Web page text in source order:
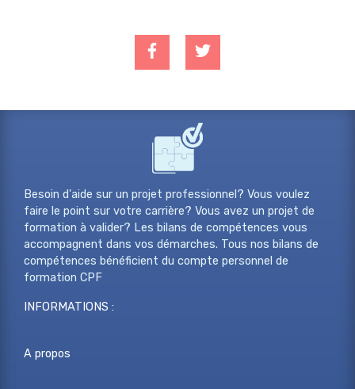
Besoin d'aide sur un projet professionnel? Vous voulez
faire le point sur votre carrière? Vous avez un projet de
formation à valider? Les bilans de compétences vous
accompagnent dans vos démarches. Tous nos bilans de
compétences bénéficient du compte personnel de
formation CPF
INFORMATIONS :
A propos